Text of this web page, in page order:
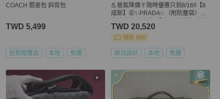
COACH 郵差包 斜背包
TWD 5,499
近新閒置品 本地 免運
💪爸氣降價👔限時優惠只到8/16‼️【8
成新】㊣✨PRADA✨（附防塵袋）普
式 郵差包 肩背包 斜背包 /二手包/二手
精品🌳二手樹屋🌳
TWD 20,520
現折 800
狀況良好 本地 免運